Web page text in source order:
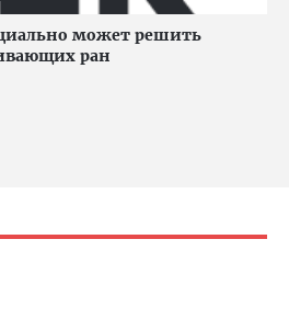
может решить
ран